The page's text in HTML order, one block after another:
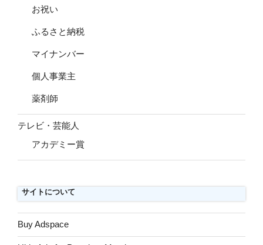
お祝い
ふるさと納税
マイナンバー
個人事業主
薬剤師
テレビ・芸能人
アカデミー賞
サイトについて
Buy Adspace